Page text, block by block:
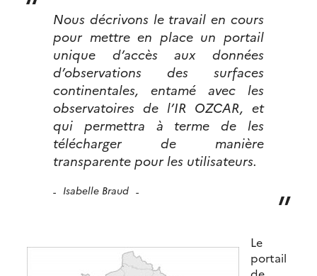
Nous décrivons le travail en cours
pour mettre en place un portail
unique d’accès aux données
d’observations des surfaces
continentales, entamé avec les
observatoires de l’IR OZCAR, et
qui permettra à terme de les
télécharger de manière
transparente pour les utilisateurs.
Isabelle Braud
Le
portail